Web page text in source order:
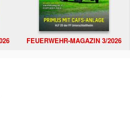
FEUERWEHR-MAGAZIN 3/2026